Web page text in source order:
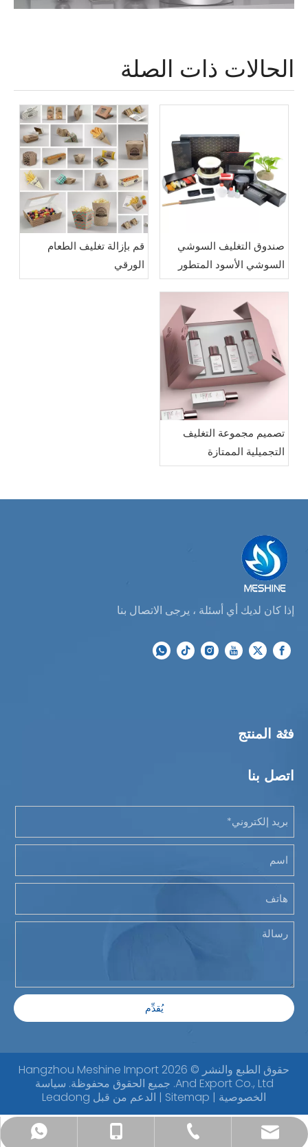
الحالات ذات الصلة
صندوق التغليف السوشي
السوشي الأسود المتطور
قم بإزالة تغليف الطعام
الورقي
تصميم مجموعة التغليف
التجميلية الممتازة
إذا كان لديك أي أسئلة ، يرجى الاتصال بنا
فئة المنتج
اتصل بنا
يُقدِّم
jenny@meshinechina.com
+86-571-87656775
+86-15657163163
+86-15657163163
حقوق الطبع والنشر © 2026
Hangzhou Meshine Import
And Export Co., Ltd. جميع الحقوق محفوظة.
سياسة
الخصوصية |
Sitemap | الدعم من قبل Leadong